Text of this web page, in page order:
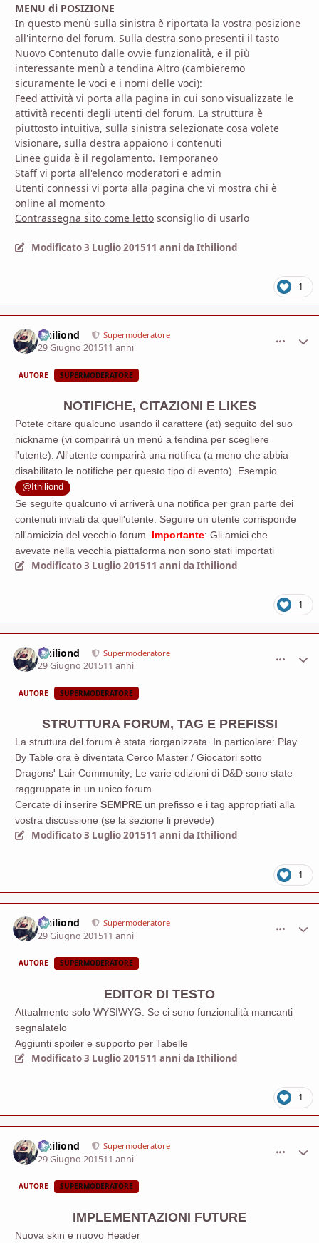
MENU di POSIZIONE
In questo menù sulla sinistra è riportata la vostra posizione
all'interno del forum. Sulla destra sono presenti il tasto
Nuovo Contenuto dalle ovvie funzionalità, e il più
interessante menù a tendina Altro (cambieremo
sicuramente le voci e i nomi delle voci):
Feed attività vi porta alla pagina in cui sono visualizzate le
attività recenti degli utenti del forum. La struttura è
piuttosto intuitiva, sulla sinistra selezionate cosa volete
visionare, sulla destra appaiono i contenuti
Linee guida è il regolamento. Temporaneo
Staff vi porta all'elenco moderatori e admin
Utenti connessi vi porta alla pagina che vi mostra chi è
online al momento
Contrassegna sito come letto sconsiglio di usarlo
Modificato3 Luglio 201511 anni da Ithiliond
1
Ithiliond Supermoderatore
29 Giugno 201511 anni
AUTORE SUPERMODERATORE
NOTIFICHE, CITAZIONI E LIKES
Potete citare qualcuno usando il carattere (at) seguito del suo
nickname (vi comparirà un menù a tendina per scegliere
l'utente). All'utente comparirà una notifica (a meno che abbia
disabilitato le notifiche per questo tipo di evento). Esempio
@Ithiliond
Se seguite qualcuno vi arriverà una notifica per gran parte dei
contenuti inviati da quell'utente. Seguire un utente corrisponde
all'amicizia del vecchio forum. Importante: Gli amici che
avevate nella vecchia piattaforma non sono stati importati
Modificato3 Luglio 201511 anni da Ithiliond
1
Ithiliond Supermoderatore
29 Giugno 201511 anni
AUTORE SUPERMODERATORE
STRUTTURA FORUM, TAG E PREFISSI
La struttura del forum è stata riorganizzata. In particolare: Play
By Table ora è diventata Cerco Master / Giocatori sotto
Dragons' Lair Community; Le varie edizioni di D&D sono state
raggruppate in un unico forum
Cercate di inserire SEMPRE un prefisso e i tag appropriati alla
vostra discussione (se la sezione li prevede)
Modificato3 Luglio 201511 anni da Ithiliond
1
Ithiliond Supermoderatore
29 Giugno 201511 anni
AUTORE SUPERMODERATORE
EDITOR DI TESTO
Attualmente solo WYSIWYG. Se ci sono funzionalità mancanti
segnalatelo
Aggiunti spoiler e supporto per Tabelle
Modificato3 Luglio 201511 anni da Ithiliond
1
Ithiliond Supermoderatore
29 Giugno 201511 anni
AUTORE SUPERMODERATORE
IMPLEMENTAZIONI FUTURE
Nuova skin e nuovo Header